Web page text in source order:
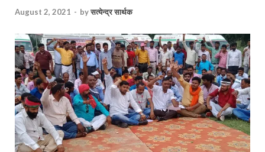
August 2, 2021 - byसत्येन्द्र सार्थक